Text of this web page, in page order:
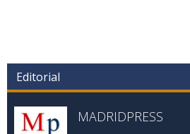
Editorial
MADRIDPRESS